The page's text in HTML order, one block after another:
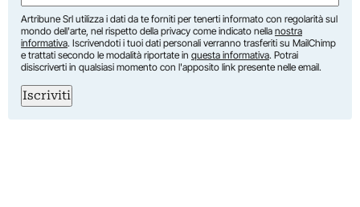
Artribune Srl utilizza i dati da te forniti per tenerti informato con regolarità sul
mondo dell'arte, nel rispetto della privacy come indicato nella nostra
informativa. Iscrivendoti i tuoi dati personali verranno trasferiti su MailChimp
e trattati secondo le modalità riportate in questa informativa. Potrai
disiscriverti in qualsiasi momento con l'apposito link presente nelle email.
Iscriviti